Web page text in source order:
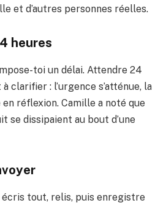
et d’autres personnes réelles.
heures
toi un délai. Attendre 24
clarifier : l’urgence s’atténue, la
réflexion. Camille a noté que
se dissipaient au bout d’une
tout, relis, puis enregistre